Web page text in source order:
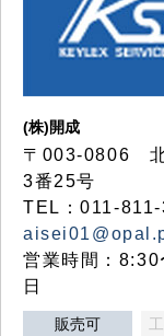
(株)開成
〒003-0806 北
3番25号
TEL：011-
営業時間：
日
販売可